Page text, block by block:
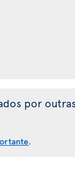
por
.